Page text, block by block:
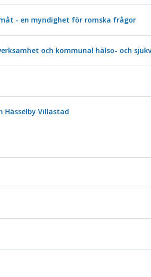
- en myndighet för romska frågor
och kommunal hälso- och
Villastad